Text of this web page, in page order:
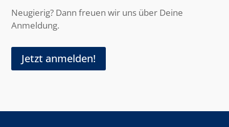
Neugierig? Dann freuen wir uns über Deine
Anmeldung.
Jetzt anmelden!